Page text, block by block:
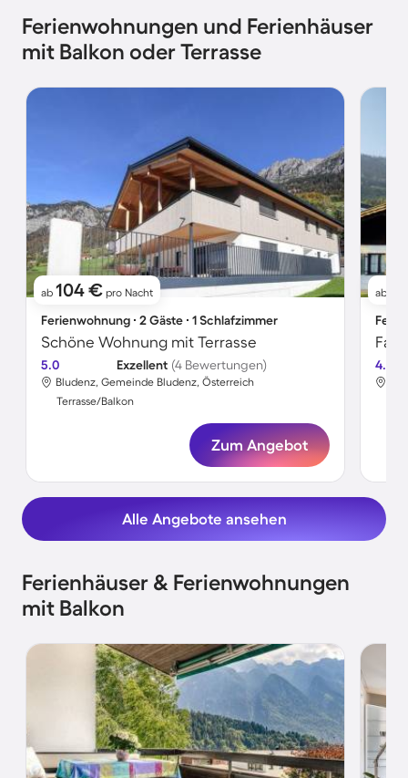
Ferienwohnungen und Ferienhäuser
mit Balkon oder Terrasse
ab 104 € pro Nacht
Ferienwohnung ∙ 2 Gäste ∙ 1 Schlafzimmer
Schöne Wohnung mit Terrasse
5.0 Exzellent (4 Bewertungen)
Bludenz, Gemeinde Bludenz, Österreich
Terrasse/Balkon
Zum Angebot
ab
4.0
Alle Angebote ansehen
Ferienhäuser & Ferienwohnungen
mit Balkon